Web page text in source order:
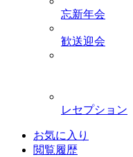
忘新年会
歓送迎会
レセプション
お気に入り
閲覧履歴